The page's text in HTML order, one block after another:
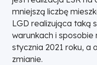
mniejszą liczbę
LGD realizująca taką
warunkach i sposobie
stycznia 2021 roku, a
zmianie.